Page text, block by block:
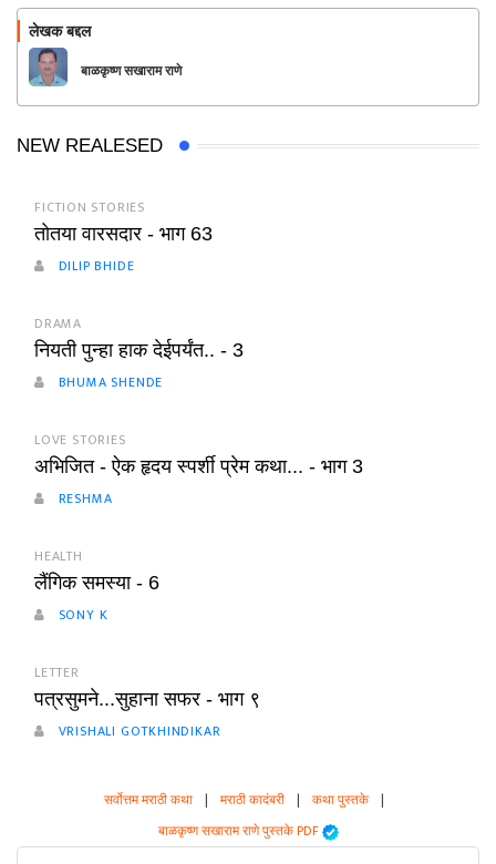
लेखक बद्दल
बाळकृष्ण सखाराम राणे
NEW REALESED
FICTION STORIES
तोतया वारसदार - भाग 63
DILIP BHIDE
DRAMA
नियती पुन्हा हाक देईपर्यंत.. - 3
BHUMA SHENDE
LOVE STORIES
अभिजित - ऐक हृदय स्पर्शी प्रेम कथा... - भाग 3
RESHMA
HEALTH
लैंगिक समस्या - 6
SONY K
LETTER
पत्रसुमने...सुहाना सफर - भाग ९
VRISHALI GOTKHINDIKAR
सर्वोत्तम मराठी कथा | मराठी कादंबरी | कथा पुस्तके |
बाळकृष्ण सखाराम राणे पुस्तके PDF